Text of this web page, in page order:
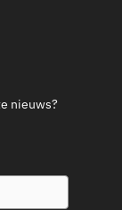
nieuws?